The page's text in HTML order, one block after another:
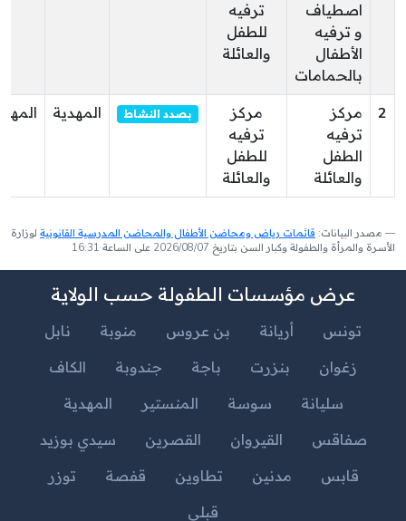
اصطياف
و ترفيه
الأطفال
بالحمامات
ترفيه
للطفل
والعائلة
2
مركز
ترفيه
الطفل
والعائلة
مركز
ترفيه
للطفل
والعائلة
بصدد النشاط المهدية
مصدر البيانات: قائمات رياض ومحاضن الأطفال والمحاضن المدرسية القانونية لوزارة
الأسرة والمرأة والطفولة وكبار السن بتاريخ 2026/08/07 على الساعة 16:31
عرض مؤسسات الطفولة حسب الولاية
تونس أريانة بن عروس منوبة
نابل
زغوان
بنزرت باجة جندوبة
الكاف
سليانة
سوسة المنستير
المهدية
صفاقس
القيروان القصرين
سيدي بوزيد
قابس
مدنين تطاوين قفصة
توزر
قبلي